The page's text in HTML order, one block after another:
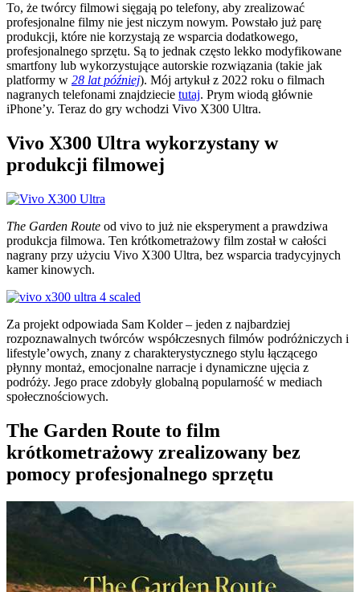
To, że twórcy filmowi sięgają po telefony, aby zrealizować
profesjonalne filmy nie jest niczym nowym. Powstało już parę
produkcji, które nie korzystają ze wsparcia dodatkowego,
profesjonalnego sprzętu. Są to jednak często lekko modyfikowane
smartfony lub wykorzystujące autorskie rozwiązania (takie jak
platformy w 28 lat później). Mój artykuł z 2022 roku o filmach
nagranych telefonami znajdziecie tutaj. Prym wiodą głównie
iPhone’y. Teraz do gry wchodzi Vivo X300 Ultra.
Vivo X300 Ultra wykorzystany w
produkcji filmowej
The Garden Route od vivo to już nie eksperyment a prawdziwa
produkcja filmowa. Ten krótkometrażowy film został w całości
nagrany przy użyciu Vivo X300 Ultra, bez wsparcia tradycyjnych
kamer kinowych.
Za projekt odpowiada Sam Kolder – jeden z najbardziej
rozpoznawalnych twórców współczesnych filmów podróżniczych i
lifestyle’owych, znany z charakterystycznego stylu łączącego
płynny montaż, emocjonalne narracje i dynamiczne ujęcia z
podróży. Jego prace zdobyły globalną popularność w mediach
społecznościowych.
The Garden Route to film
krótkometrażowy zrealizowany bez
pomocy profesjonalnego sprzętu